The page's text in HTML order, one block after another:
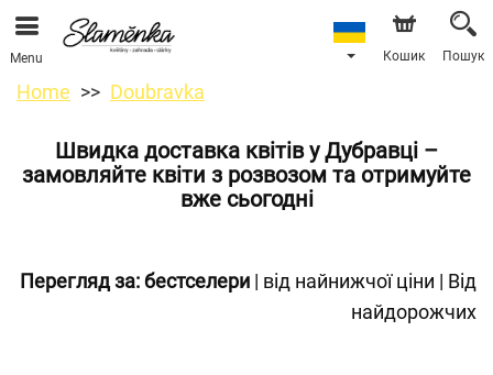
Menu Кошик Пошук
Home Doubravka
Швидка доставка квітів у Дубравці –
замовляйте квіти з розвозом та отримуйте
вже сьогодні
Перегляд за:бестселери | від найнижчої ціни | Від
найдорожчих